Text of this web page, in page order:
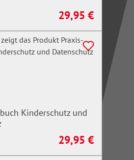
Regulärer Preis:
29,95 €
Kinderschutz und
Regulärer Preis:
29,95 €